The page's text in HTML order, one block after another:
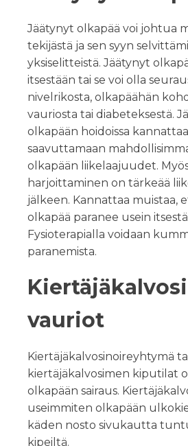
Jäätynyt olkapää voi johtua
tekijästä ja sen syyn
yksiselitteistä. Jäätynyt
itsestään tai se voi olla
nivelrikosta, olkapäähän
vauriosta tai diabeteksestä.
olkapään hoidoissa
saavuttamaan
olkapään liikelaajuudet.
harjoittaminen on tärkeää
jälkeen. Kannattaa muistaa,
olkapää paranee usein
Fysioterapialla voidaan
paranemista.
vauriot
Kiertäjäkalvosinoireyhtymä
kiertäjäkalvosimen kiputilat
olkapään sairaus.
useimmiten olkapään
käden nosto sivukautta
kipeiltä.